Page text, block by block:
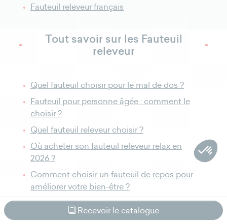
Fauteuil releveur français
Tout savoir sur les Fauteuil
releveur
Quel fauteuil choisir pour le mal de dos ?
Fauteuil pour personne âgée : comment le
choisir ?
Quel fauteuil releveur choisir ?
Où acheter son fauteuil releveur relax en
2026 ?
Comment choisir un fauteuil de repos pour
améliorer votre bien-être ?
Comment intégrer harmonieusement mon
fauteuil releveur dans mon salon ?
Recevoir le catalogue